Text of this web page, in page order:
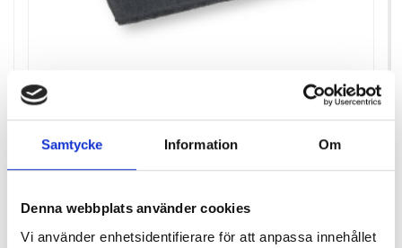
Samtycke Information Om
Denna webbplats använder cookies
Vi använder enhetsidentifierare för att anpassa innehållet